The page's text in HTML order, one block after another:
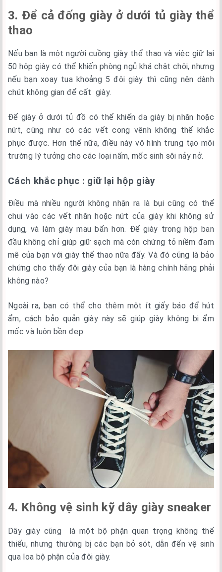
3. Để cả đống giày ở dưới tủ giày thể
thao
Nếu bạn là một người cuồng giày thể thao và việc giữ lại
50 hộp giày có thể khiến phòng ngủ khá chật chội, nhưng
nếu bạn xoay tua khoảng 5 đôi giày thì cũng nên dành
chút không gian để cất giày.
Để giày ở dưới tủ đồ có thể khiến da giày bị nhăn hoặc
nứt, cũng như có các vết cong vênh không thể khắc
phục được. Hơn thế nữa, điều này vô hình trung tạo môi
trường lý tưởng cho các loại nấm, mốc sinh sôi nảy nở.
Cách khắc phục : giữ lại hộp giày
Điều mà nhiều người không nhận ra là bụi cũng có thể
chui vào các vết nhăn hoặc nứt của giày khi không sử
dụng, và làm giày mau bẩn hơn. Để giày trong hộp ban
đầu không chỉ giúp giữ sạch mà còn chứng tỏ niềm đam
mê của bạn với giày thể thao nữa đấy. Và đó cũng là bảo
chứng cho thấy đôi giày của bạn là hàng chính hãng phải
không nào?
Ngoài ra, bạn có thể cho thêm một ít giấy báo để hút
ẩm, cách bảo quản giày này sẽ giúp giày không bị ẩm
mốc và luôn bền đẹp.
4. Không vệ sinh kỹ dây giày sneaker
Dây giày cũng là một bộ phận quan trọng không thể
thiếu, nhưng thường bị các bạn bỏ sót, dẫn đến vệ sinh
qua loa bộ phận của đôi giày.